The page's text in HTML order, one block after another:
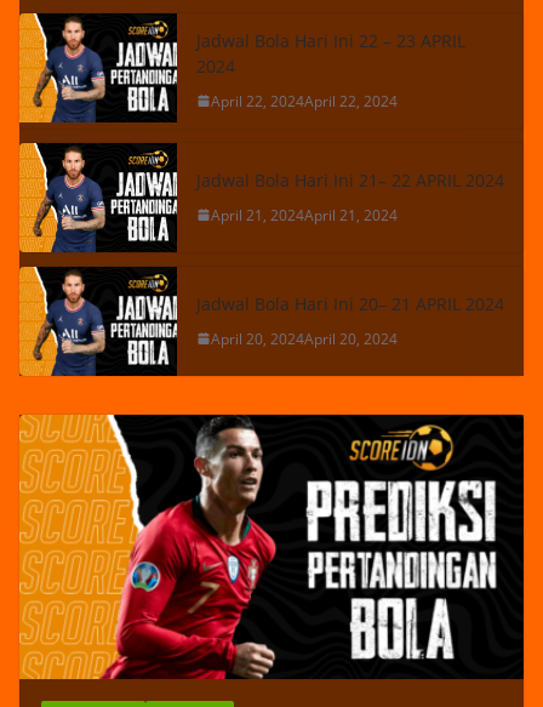
Jadwal Bola Hari Ini 22 – 23 APRIL
2024
April 22, 2024April 22, 2024
Jadwal Bola Hari Ini 21– 22 APRIL 2024
April 21, 2024April 21, 2024
Jadwal Bola Hari Ini 20– 21 APRIL 2024
April 20, 2024April 20, 2024